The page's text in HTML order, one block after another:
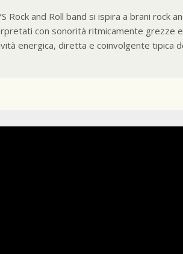
Rock and Roll band si ispira a brani rock
con sonorità ritmicamente grezze
energica, diretta e coinvolgente tipica